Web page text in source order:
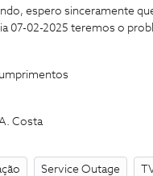
sinceramente que o
07-02-2025 teremos o
Service Outage